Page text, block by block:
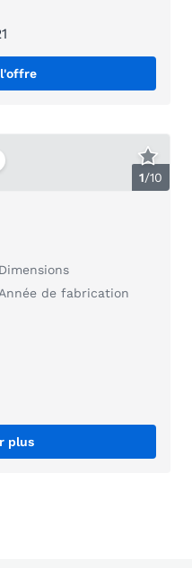
1/10
Dimensions
Année de fabrication
plus